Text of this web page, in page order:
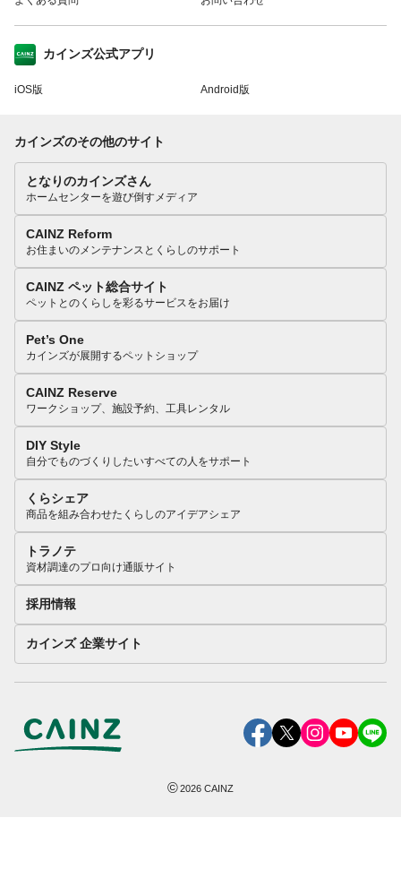
カインズ公式アプリ
iOS版 Android版
カインズのその他のサイト
となりのカインズさん
ホームセンターを遊び倒すメディア
CAINZ Reform
お住まいのメンテナンスとくらしのサポート
CAINZ ペット総合サイト
ペットとのくらしを彩るサービスをお届け
Pet’s One
カインズが展開するペットショップ
CAINZ Reserve
ワークショップ、施設予約、工具レンタル
DIY Style
自分でものづくりしたいすべての人をサポート
くらシェア
商品を組み合わせたくらしのアイデアシェア
トラノテ
資材調達のプロ向け通販サイト
採用情報
カインズ 企業サイト
©2026 CAINZ